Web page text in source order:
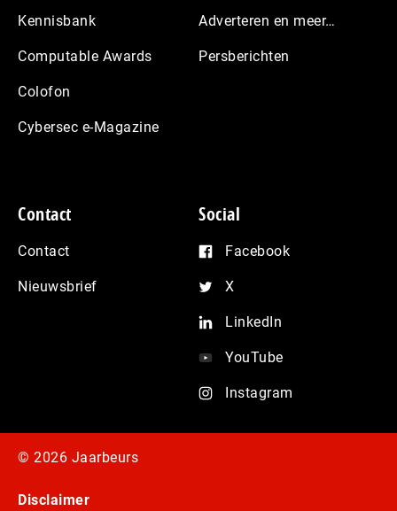
Kennisbank
Computable Awards
Colofon
Cybersec e-Magazine
Adverteren en meer…
Persberichten
Contact
Contact
Nieuwsbrief
Social
Facebook
X
LinkedIn
YouTube
Instagram
© 2026 Jaarbeurs
Disclaimer